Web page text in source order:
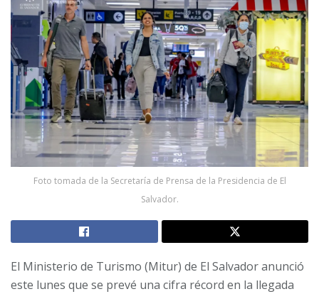
Foto tomada de la Secretaría de Prensa de la Presidencia de El
Salvador.
El Ministerio de Turismo (Mitur) de El Salvador anunció
este lunes que se prevé una cifra récord en la llegada